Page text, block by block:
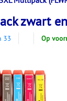
zwart
33 Op